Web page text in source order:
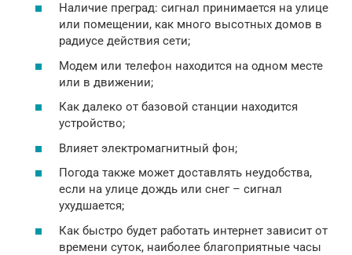
Наличие преград: сигнал принимается на улице
или помещении, как много высотных домов в
радиусе действия сети;
Модем или телефон находится на одном месте
или в движении;
Как далеко от базовой станции находится
устройство;
Влияет электромагнитный фон;
Погода также может доставлять неудобства,
если на улице дождь или снег – сигнал
ухудшается;
Как быстро будет работать интернет зависит от
времени суток, наиболее благоприятные часы